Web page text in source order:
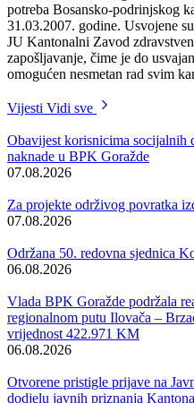
Nakon konstituirajuće, poslanici
Skupštine BPK-a Goražde na
a Goražde za 2006. godinu i
potreba Bosansko-podrinjskog
31.03.2007. godine. Usvojene
zapošljavanje, čime je do
VijestiVidi sve